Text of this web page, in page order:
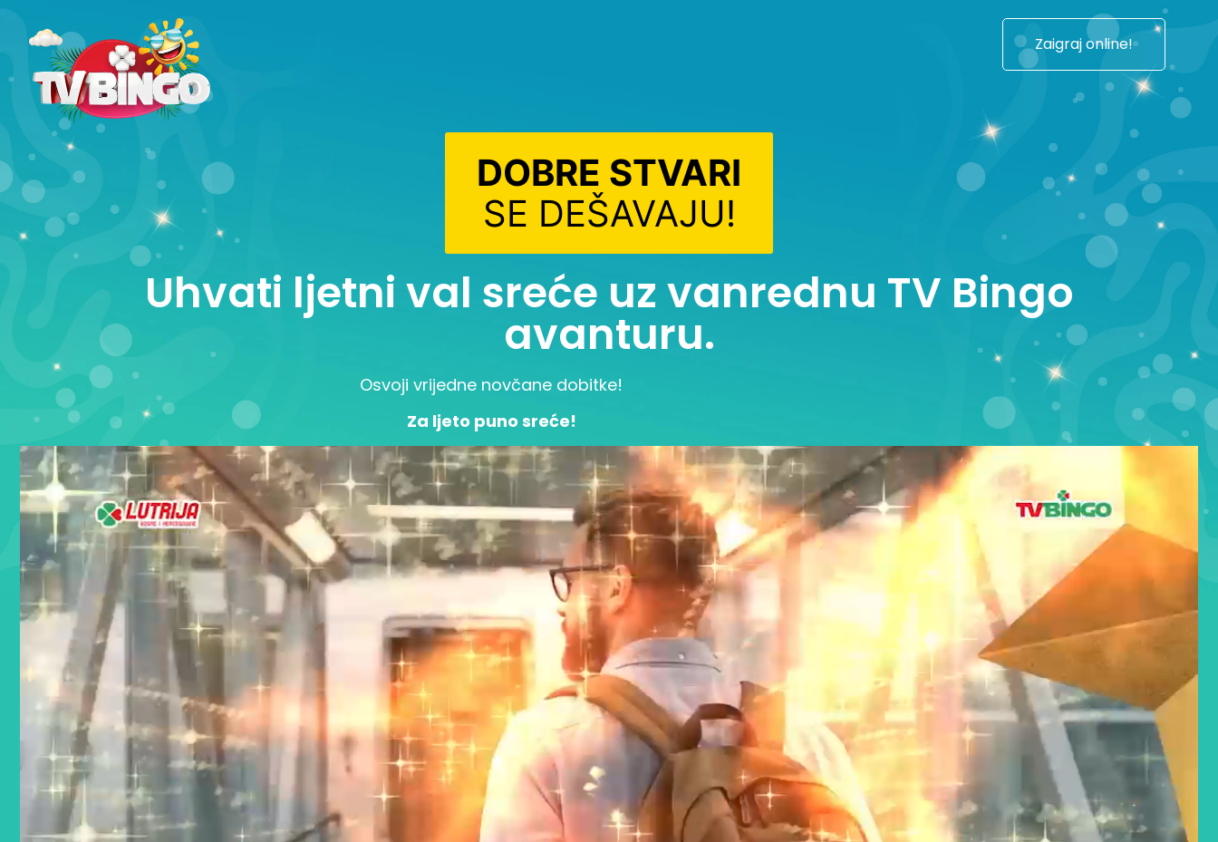
Zaigraj online!
DOBRE STVARI
SE DEŠAVAJU!
Uhvati ljetni val sreće uz vanrednu TV Bingo
avanturu.
Osvoji vrijedne novčane dobitke!
Za ljeto puno sreće!